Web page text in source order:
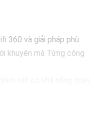
360 và giải pháp phù
khuyên mà Từng công
góc cạnh trong một
wifi 360, bạn cần 🕎